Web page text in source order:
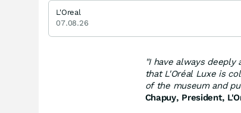
"I have always
that L'Oréal Luxe is
of the museum and
Chapuy, President,
L'Oreal
07.08.26